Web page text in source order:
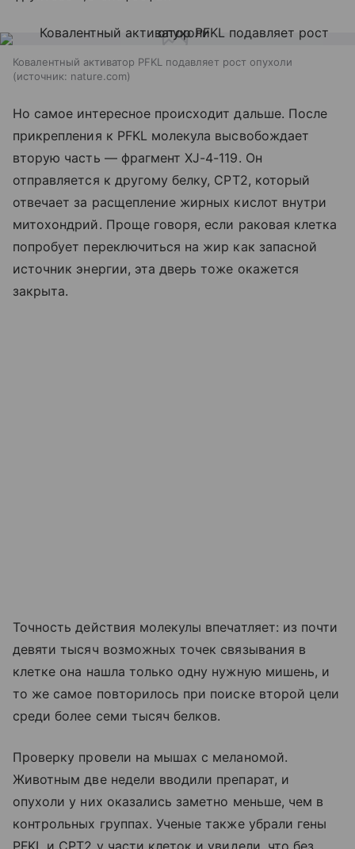
Ковалентный активатор PFKL подавляет рост опухоли
источник: nature.com
Но самое интересное происходит дальше. После
прикрепления к PFKL молекула высвобождает
вторую часть — фрагмент XJ-4-119. Он
отправляется к другому белку, CPT2, который
отвечает за расщепление жирных кислот внутри
митохондрий. Проще говоря, если раковая клетка
попробует переключиться на жир как запасной
источник энергии, эта дверь тоже окажется
закрыта.
Точность действия молекулы впечатляет: из почти
девяти тысяч возможных точек связывания в
клетке она нашла только одну нужную мишень, и
то же самое повторилось при поиске второй цели
среди более семи тысяч белков.
Проверку провели на мышах с меланомой.
Животным две недели вводили препарат, и
опухоли у них оказались заметно меньше, чем в
контрольных группах. Ученые также убрали гены